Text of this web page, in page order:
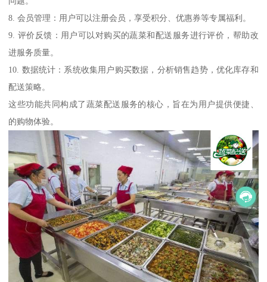
8. 会员管理：用户可以注册会员，享受积分、优惠券等专属福利。
9. 评价反馈：用户可以对购买的蔬菜和配送服务进行评价，帮助改
进服务质量。
10. 数据统计：系统收集用户购买数据，分析销售趋势，优化库存和
配送策略。
这些功能共同构成了蔬菜配送服务的核心，旨在为用户提供便捷、
的购物体验。